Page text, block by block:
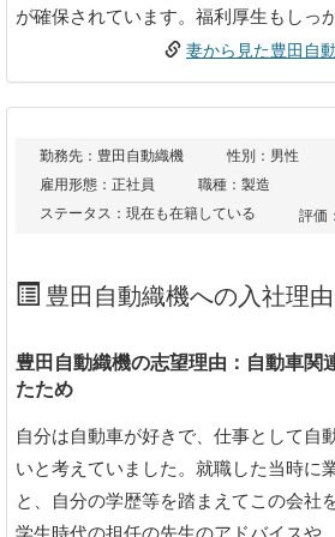
が確保されています。福利厚生もしっ
妻から見た豊田自
勤務先：豊田自動織機 性別：男性
雇用形態：正社員
職種：製造
ステータス：現在も在籍している
評価：
豊田自動織機への入社理
豊田自動織機の志望理由：自動車関
たため
自分は自動車が好きで、仕事として自
いと考えていました。就職した当時に
と、自分の学歴等を踏まえてこの会社